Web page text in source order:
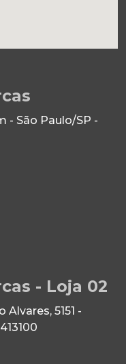
- São Paulo/SP -
- Loja 02
5151 -